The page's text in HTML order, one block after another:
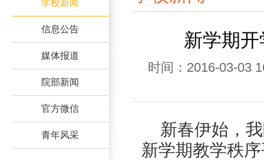
学校新闻
信息公告
媒体报道
院部新闻
官方微信
青年风采
新学期
时间：2016-03-03
新春伊始，
新学期教学秩